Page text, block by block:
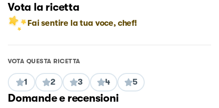
Vota la ricetta
Fai sentire la tua voce, chef!
VOTA QUESTA RICETTA
1 2 3 4 5
Domande e recensioni